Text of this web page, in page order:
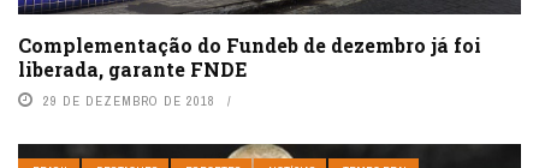
Complementação do Fundeb de dezembro já foi
liberada, garante FNDE
29 DE DEZEMBRO DE 2018